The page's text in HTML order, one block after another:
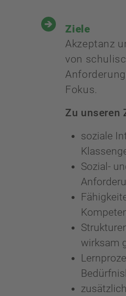
Ziele
Akzeptanz
von
Fokus.
Zu unseren
soziale
Sozial-
wirksam